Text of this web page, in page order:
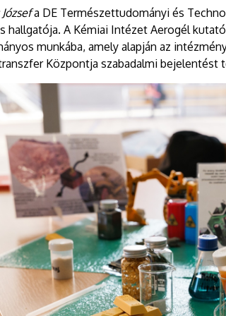
a DE Természettudományi és
hallgatója. A Kémiai Intézet Aerogél
munkába, amely alapján az
Központja szabadalmi bejelentést